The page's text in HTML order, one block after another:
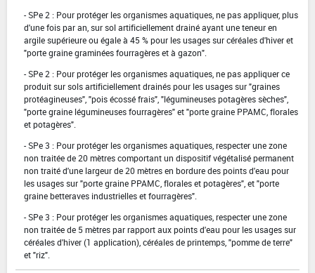
- SPe 2 : Pour protéger les organismes aquatiques, ne pas appliquer, plus
d'une fois par an, sur sol artificiellement drainé ayant une teneur en
argile supérieure ou égale à 45 % pour les usages sur céréales d'hiver et
"porte graine graminées fourragères et à gazon".
- SPe 2 : Pour protéger les organismes aquatiques, ne pas appliquer ce
produit sur sols artificiellement drainés pour les usages sur "graines
protéagineuses", "pois écossé frais", "légumineuses potagères sèches",
"porte graine légumineuses fourragères" et "porte graine PPAMC, florales
et potagères".
- SPe 3 : Pour protéger les organismes aquatiques, respecter une zone
non traitée de 20 mètres comportant un dispositif végétalisé permanent
non traité d'une largeur de 20 mètres en bordure des points d'eau pour
les usages sur "porte graine PPAMC, florales et potagères", et "porte
graine betteraves industrielles et fourragères".
- SPe 3 : Pour protéger les organismes aquatiques, respecter une zone
non traitée de 5 mètres par rapport aux points d'eau pour les usages sur
céréales d'hiver (1 application), céréales de printemps, "pomme de terre"
et "riz".